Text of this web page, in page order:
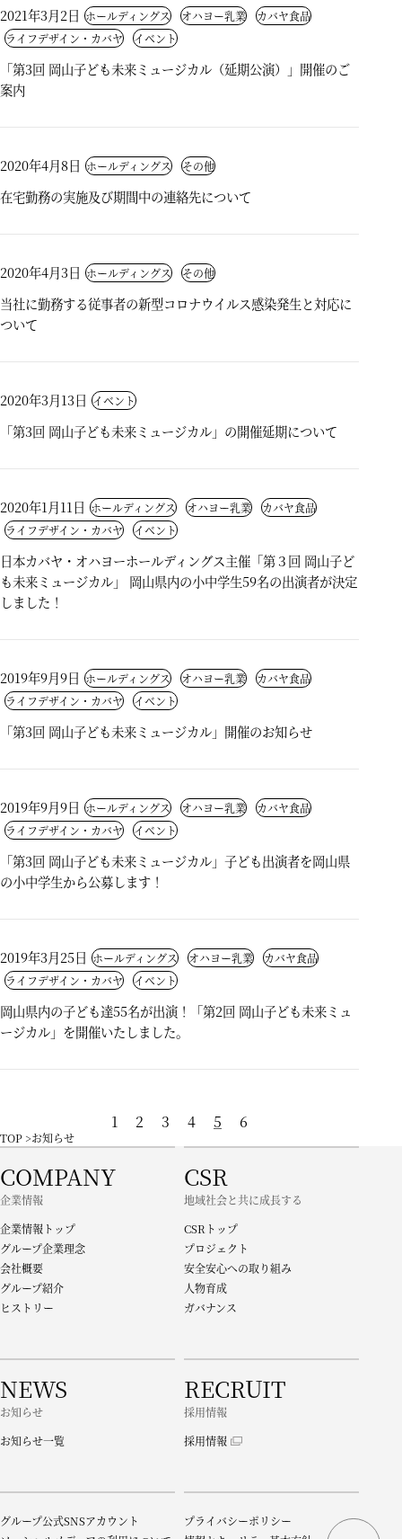
2021年3月2日 ホールディングス オハヨー乳業
カバヤ食品
ライフデザイン・カバヤ
イベント
「第3回 岡山子ども未来ミュージカル（延期公演）」開催のご
案内
2020年4月8日 ホールディングス その他
在宅勤務の実施及び期間中の連絡先について
2020年4月3日 ホールディングス その他
当社に勤務する従事者の新型コロナウイルス感染発生と対応に
ついて
2020年3月13日 イベント
「第3回 岡山子ども未来ミュージカル」の開催延期について
2020年1月11日 ホールディングス オハヨー乳業
カバヤ食品
ライフデザイン・カバヤ
イベント
日本カバヤ・オハヨーホールディングス主催「第３回 岡山子ど
も未来ミュージカル」 岡山県内の小中学生59名の出演者が決定
しました！
2019年9月9日 ホールディングス オハヨー乳業
カバヤ食品
ライフデザイン・カバヤ
イベント
「第3回 岡山子ども未来ミュージカル」開催のお知らせ
2019年9月9日 ホールディングス オハヨー乳業
カバヤ食品
ライフデザイン・カバヤ
イベント
「第3回 岡山子ども未来ミュージカル」子ども出演者を岡山県
の小中学生から公募します！
2019年3月25日 ホールディングス オハヨー乳業
カバヤ食品
ライフデザイン・カバヤ
イベント
岡山県内の子ども達55名が出演！「第2回 岡山子ども未来ミュ
ージカル」を開催いたしました。
1 2 3 4 5 6
TOP お知らせ
COMPANY
企業情報
企業情報トップ
グループ企業理念
会社概要
グループ紹介
ヒストリー
CSR
地域社会と共に成長する
CSRトップ
プロジェクト
安全安心への取り組み
人物育成
ガバナンス
NEWS
お知らせ
お知らせ一覧
RECRUIT
採用情報
採用情報
グループ公式SNSアカウント
プライバシーポリシー